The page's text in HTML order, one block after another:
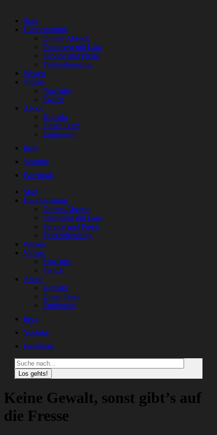
Start
Hundetraining
Online-Abende
Trainieren mit Lara
Service und Preise
Telefonberatung
Wissen
Videos
YouTube
Twitch
About
Kontakt
Unser Team
Equipment
Insta
Youtube
Facebook
Start
Hundetraining
Online-Abende
Trainieren mit Lara
Service und Preise
Telefonberatung
Wissen
Videos
YouTube
Twitch
About
Kontakt
Unser Team
Equipment
Insta
Youtube
Facebook
Suche
Keine Gewalt, sonst gibt’s auf
die Fresse